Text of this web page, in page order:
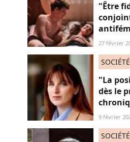
"Être
27 février
SOCIÉTÉ
"La
dès le
9 février
SOCIÉTÉ